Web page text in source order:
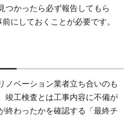
つかったら必ず報告してもら
にしておくことが必要です。
ノベーション業者立ち合いのも
竣工検査とは工事内容に不備が
終わったかを確認する「最終チ